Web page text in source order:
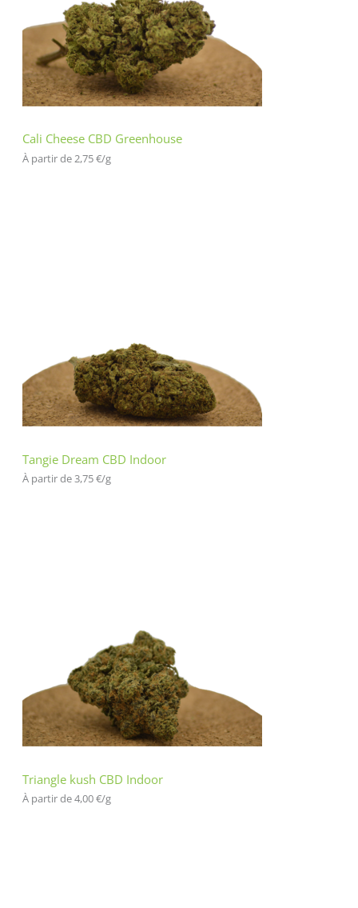
Cali Cheese CBD Greenhouse
À partir de 2,75€/g
Tangie Dream CBD Indoor
À partir de 3,75€/g
Triangle kush CBD Indoor
À partir de 4,00€/g